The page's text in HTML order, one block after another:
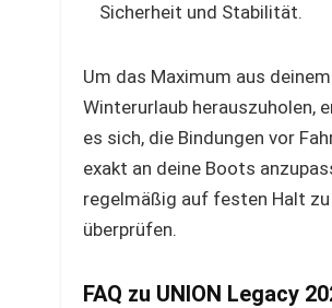
Sicherheit und Stabilität.
Um das Maximum aus deinem
Winterurlaub herauszuholen,
es sich, die Bindungen vor
exakt an deine Boots
regelmäßig auf festen Halt zu
überprüfen.
FAQ zu UNION Legacy